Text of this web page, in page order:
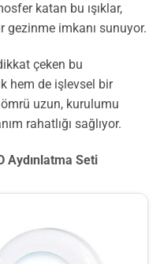
katan bu ışıklar,
gezinme imkanı sunuyor.
çeken bu
hem de işlevsel bir
uzun, kurulumu
rahatlığı sağlıyor.
Aydınlatma Seti